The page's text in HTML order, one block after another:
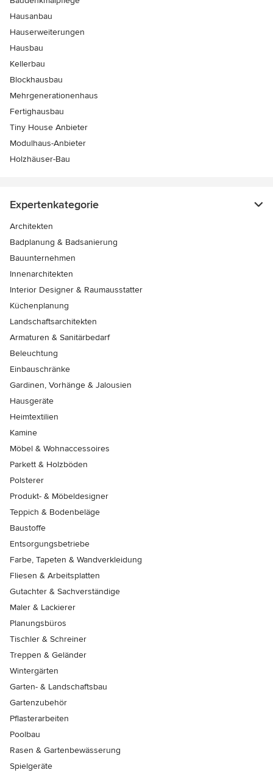
Hausanbau
Hauserweiterungen
Hausbau
Kellerbau
Blockhausbau
Mehrgenerationenhaus
Fertighausbau
Tiny House Anbieter
Modulhaus-Anbieter
Holzhäuser-Bau
Expertenkategorie
Architekten
Badplanung & Badsanierung
Bauunternehmen
Innenarchitekten
Interior Designer & Raumausstatter
Küchenplanung
Landschaftsarchitekten
Armaturen & Sanitärbedarf
Beleuchtung
Einbauschränke
Gardinen, Vorhänge & Jalousien
Hausgeräte
Heimtextilien
Kamine
Möbel & Wohnaccessoires
Parkett & Holzböden
Polsterer
Produkt- & Möbeldesigner
Teppich & Bodenbeläge
Baustoffe
Entsorgungsbetriebe
Farbe, Tapeten & Wandverkleidung
Fliesen & Arbeitsplatten
Gutachter & Sachverständige
Maler & Lackierer
Planungsbüros
Tischler & Schreiner
Treppen & Geländer
Wintergärten
Garten- & Landschaftsbau
Gartenzubehör
Pflasterarbeiten
Poolbau
Rasen & Gartenbewässerung
Spielgeräte